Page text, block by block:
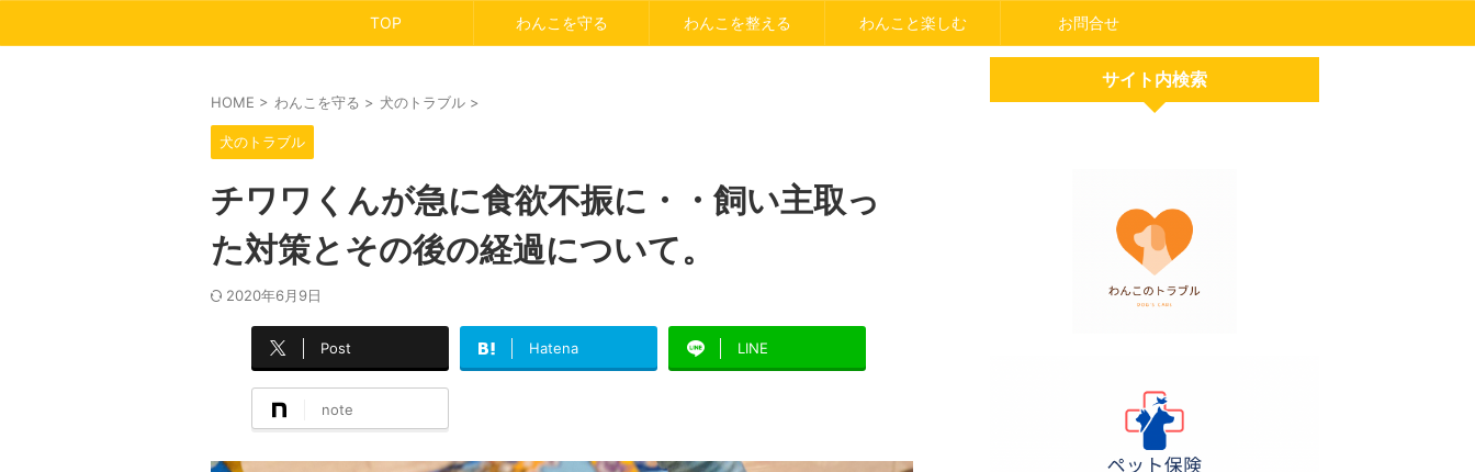
TOP わんこを守る わんこを整える わんこと楽しむ お問合せ
HOME > わんこを守る > 犬のトラブル >
犬のトラブル
チワワくんが急に食欲不振に・・飼い主取っ
た対策とその後の経過について。
2020年6月9日
Post Hatena LINE
note
サイト内検索